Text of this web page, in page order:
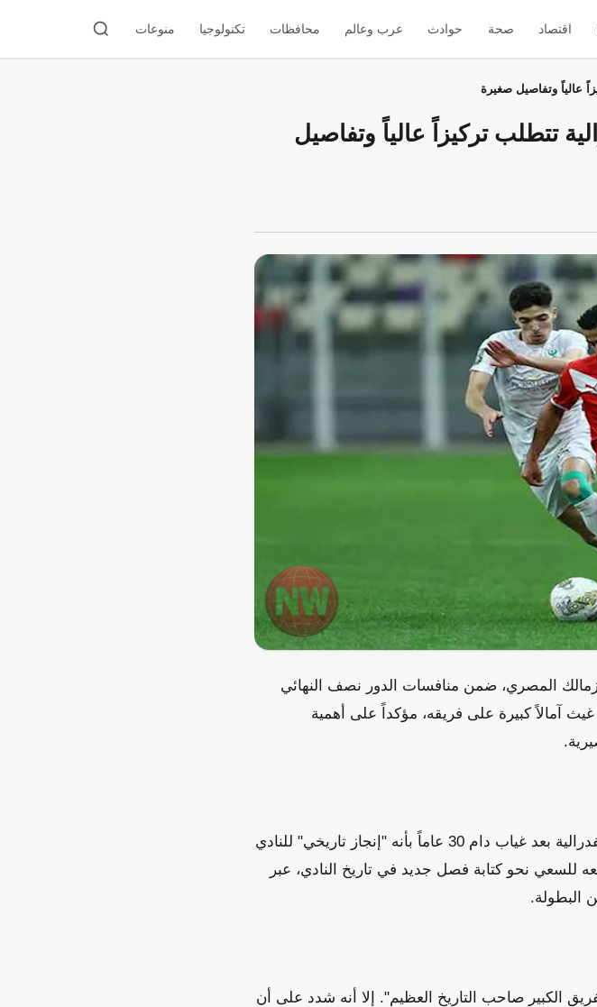
اقتصاد صحة حوادث عرب وعالم محافظات تكنولوجيا منوعات
عالياً وتفاصيل صغيرة
تتطلب تركيزاً عالياً وتفاصيل
المصري، ضمن منافسات الدور نصف النهائي
آمالاً كبيرة على فريقه، مؤكداً على أهمية
يصف بن غيث وصول شباب بلوزداد إلى نصف نهائي الكونفدرالية بعد غياب دام 30 عاماً بأنه "إنجاز تاريخي" للنادي
للسعي نحو كتابة فصل جديد في تاريخ النادي، عبر
البطولة.
الكبير صاحب التاريخ العظيم". إلا أنه شدد على أن